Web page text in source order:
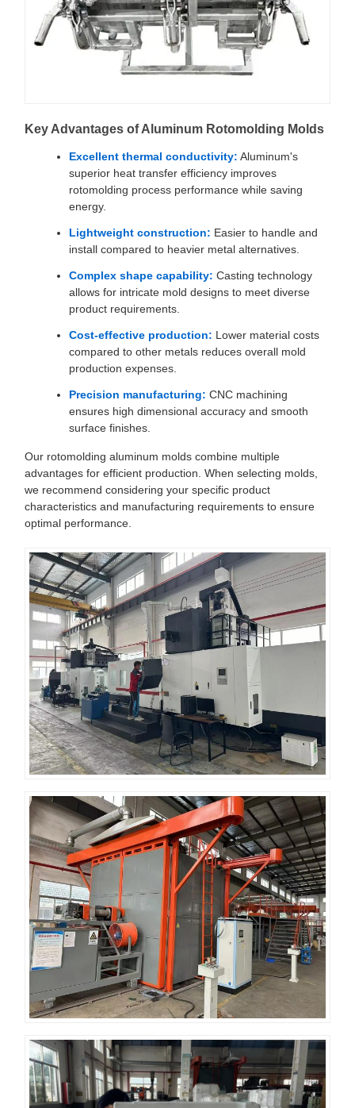
Key Advantages of Aluminum Rotomolding Molds
Excellent thermal conductivity: Aluminum's
superior heat transfer efficiency improves
rotomolding process performance while saving
energy.
Lightweight construction: Easier to handle and
install compared to heavier metal alternatives.
Complex shape capability: Casting technology
allows for intricate mold designs to meet diverse
product requirements.
Cost-effective production: Lower material costs
compared to other metals reduces overall mold
production expenses.
Precision manufacturing: CNC machining
ensures high dimensional accuracy and smooth
surface finishes.
Our rotomolding aluminum molds combine multiple
advantages for efficient production. When selecting molds,
we recommend considering your specific product
characteristics and manufacturing requirements to ensure
optimal performance.